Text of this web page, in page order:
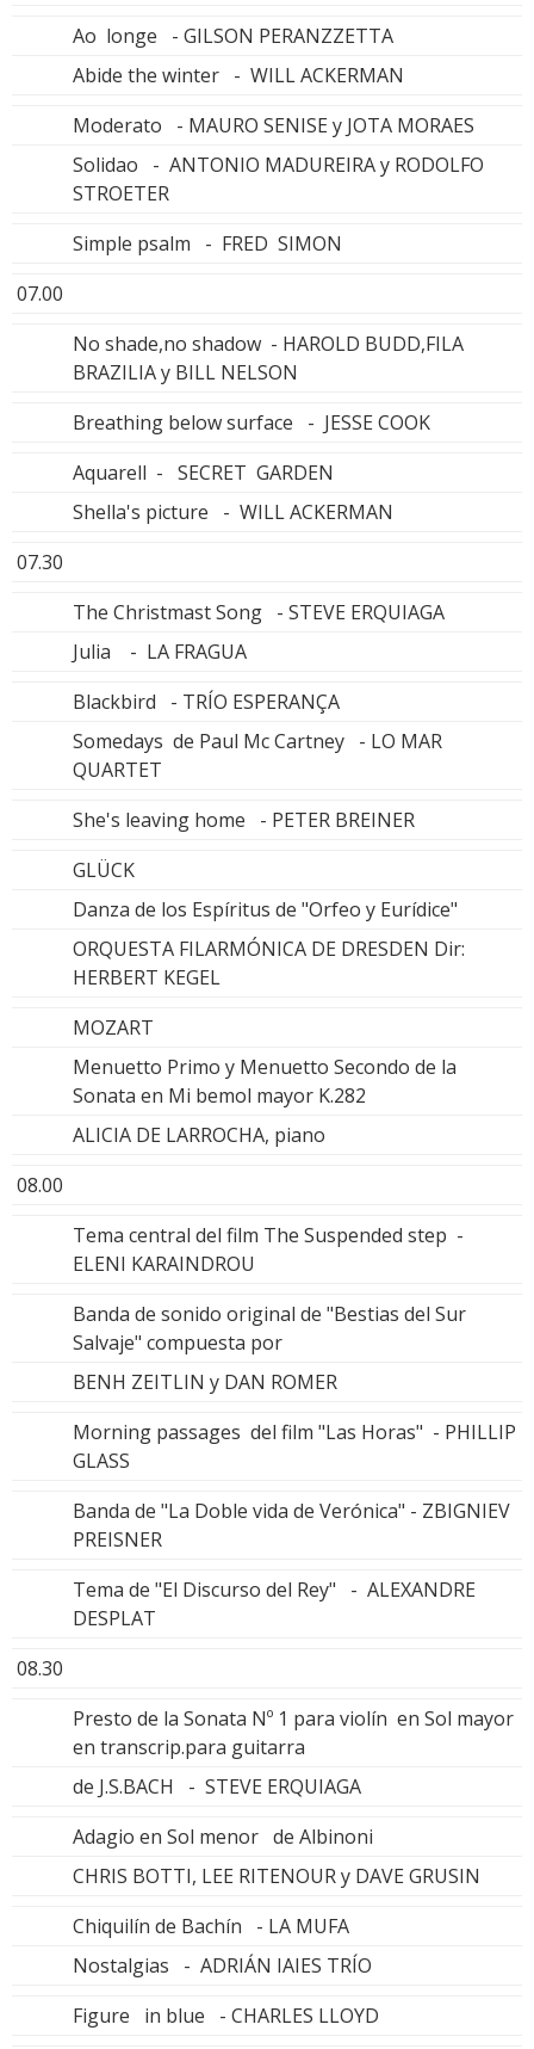
Ao longe - GILSON PERANZZETTA
Abide the winter - WILL ACKERMAN
Moderato - MAURO SENISE y JOTA MORAES
Solidao - ANTONIO MADUREIRA y RODOLFO
STROETER
Simple psalm - FRED SIMON
07.00
No shade,no shadow - HAROLD BUDD,FILA
BRAZILIA y BILL NELSON
Breathing below surface - JESSE COOK
Aquarell - SECRET GARDEN
Shella's picture - WILL ACKERMAN
07.30
The Christmast Song - STEVE ERQUIAGA
Julia - LA FRAGUA
Blackbird - TRÍO ESPERANÇA
Somedays de Paul Mc Cartney - LO MAR
QUARTET
She's leaving home - PETER BREINER
GLÜCK
Danza de los Espíritus de "Orfeo y Eurídice"
ORQUESTA FILARMÓNICA DE DRESDEN Dir:
HERBERT KEGEL
MOZART
Menuetto Primo y Menuetto Secondo de la
Sonata en Mi bemol mayor K.282
ALICIA DE LARROCHA, piano
08.00
Tema central del film The Suspended step -
ELENI KARAINDROU
Banda de sonido original de "Bestias del Sur
Salvaje" compuesta por
BENH ZEITLIN y DAN ROMER
Morning passages del film "Las Horas" - PHILLIP
GLASS
Banda de "La Doble vida de Verónica" - ZBIGNIEV
PREISNER
Tema de "El Discurso del Rey" - ALEXANDRE
DESPLAT
08.30
Presto de la Sonata Nº 1 para violín en Sol mayor
en transcrip.para guitarra
de J.S.BACH - STEVE ERQUIAGA
Adagio en Sol menor de Albinoni
CHRIS BOTTI, LEE RITENOUR y DAVE GRUSIN
Chiquilín de Bachín - LA MUFA
Nostalgias - ADRIÁN IAIES TRÍO
Figure in blue - CHARLES LLOYD